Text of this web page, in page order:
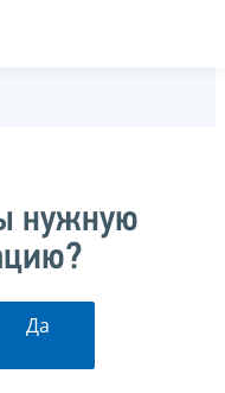
нужную
Да